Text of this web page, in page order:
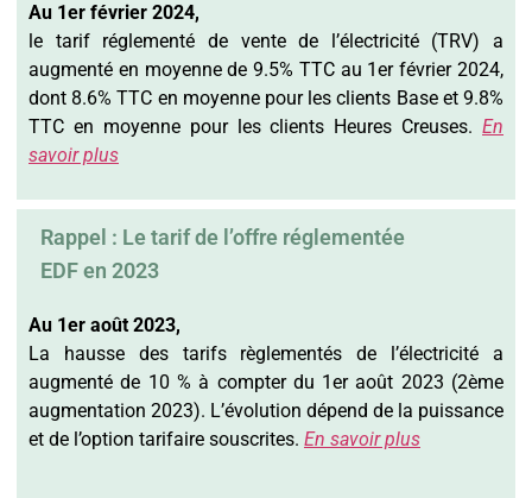
Au 1er février 2024,
le tarif réglementé de vente de l’électricité (TRV) a
augmenté en moyenne de 9.5% TTC au 1er février 2024,
dont 8.6% TTC en moyenne pour les clients Base et 9.8%
TTC en moyenne pour les clients Heures Creuses. En
savoir plus
Rappel : Le tarif de l’offre réglementée
EDF en 2023
Au 1er août 2023,
La hausse des tarifs règlementés de l’électricité a
augmenté de 10 % à compter du 1er août 2023 (2ème
augmentation 2023). L’évolution dépend de la puissance
et de l’option tarifaire souscrites. En savoir plus